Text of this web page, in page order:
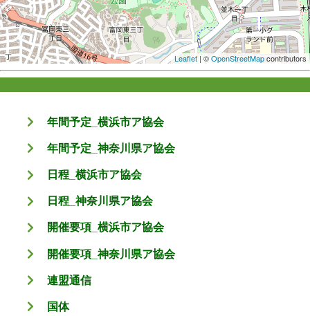
Leaflet | ©OpenStreetMapcontributors
年間予定_横浜市ア協会
年間予定_神奈川県ア協会
日程_横浜市ア協会
日程_神奈川県ア協会
開催要項_横浜市ア協会
開催要項_神奈川県ア協会
連盟通信
国体